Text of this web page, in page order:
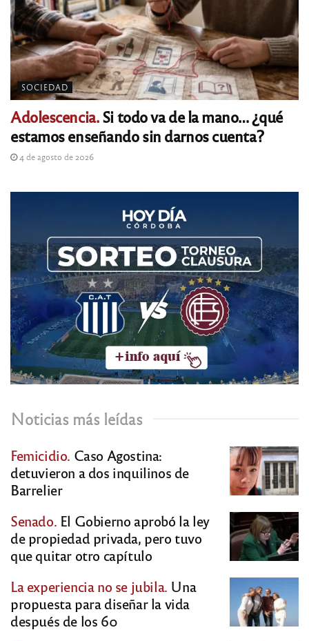
SOCIEDAD
Adolescencia.Si todo va de la mano… ¿qué
estamos enseñando sin darnos cuenta?
4 de agosto de 2026
Noticias más leídas
Femicidio. Caso Agostina:
detuvieron a dos inquilinos de
Barrelier
Senado. El Gobierno aprobó la ley
de propiedad privada, pero tuvo
que quitar otro capítulo
La experiencia no se jubila. Una
propuesta para diseñar la vida
después de los 60